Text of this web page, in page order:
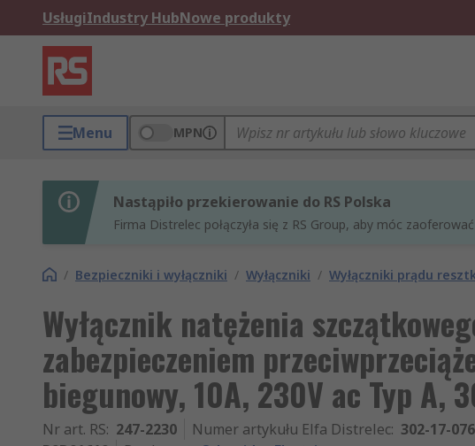
UsługiIndustry HubNowe produkty
Menu MPN
Nastąpiło przekierowanie do RS Polska
Firma Distrelec połączyła się z RS Group, aby móc
/ Bezpieczniki i wyłączniki / Wyłączniki / Wyłączniki prądu
Wyłącznik natężenia
zabezpieczeniem
biegunowy, 10A, 230V ac Typ A,
Nr art. RS: 247-2230 Numer artykułu Elfa Distrelec: 302-17-076